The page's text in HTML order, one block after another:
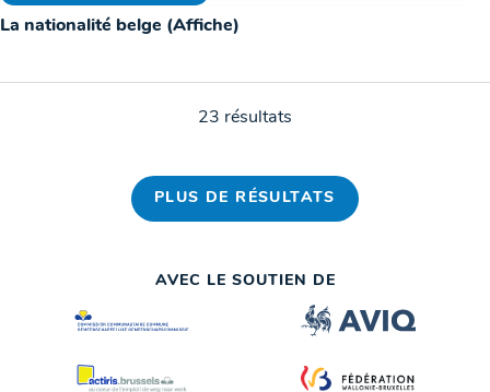
La nationalité belge (Affiche)
23 résultats
PLUS DE RÉSULTATS
AVEC LE SOUTIEN DE